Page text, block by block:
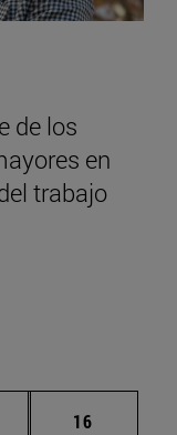
de los
en
trabajo
intermedias
Página
16